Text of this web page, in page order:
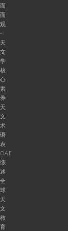
面
面
观
-
天
文
学
核
心
素
养
天
文
术
语
表
OAE
综
述
全
球
天
文
教
育